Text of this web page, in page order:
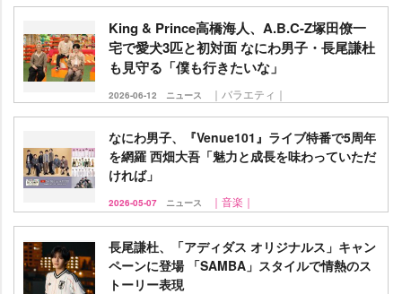
King & Prince高橋海人、A.B.C-Z塚田僚一
宅で愛犬3匹と初対面 なにわ男子・長尾謙杜
も見守る「僕も行きたいな」
2026-06-12 ニュース ｜バラエティ｜
なにわ男子、『Venue101』ライブ特番で5周年
を網羅 西畑大吾「魅力と成長を味わっていただ
ければ」
2026-05-07 ニュース ｜音楽｜
長尾謙杜、「アディダス オリジナルス」キャン
ペーンに登場 「SAMBA」スタイルで情熱のス
トーリー表現